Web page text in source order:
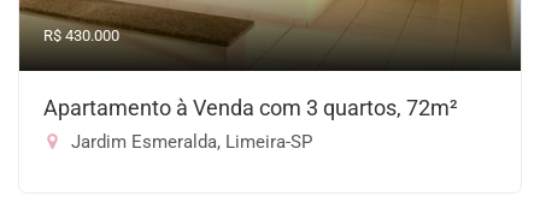
R$ 430.000
Apartamento à Venda com 3 quartos, 72m²
Jardim Esmeralda, Limeira-SP